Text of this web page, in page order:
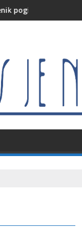
HVO-a i HV-a
obišao radove